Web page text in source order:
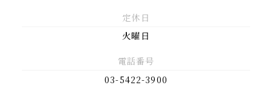
定休日
火曜日
電話番号
03-5422-3900